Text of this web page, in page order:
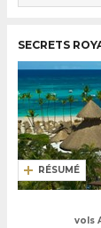
SECRETS
RÉSUMÉ
vols